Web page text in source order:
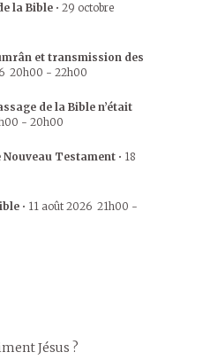
la Bible • 29 octobre
et transmission des
20h00 - 22h00
de la Bible n’était
- 20h00
Nouveau Testament • 18
• 11 août 2026 21h00 -
Jésus ?